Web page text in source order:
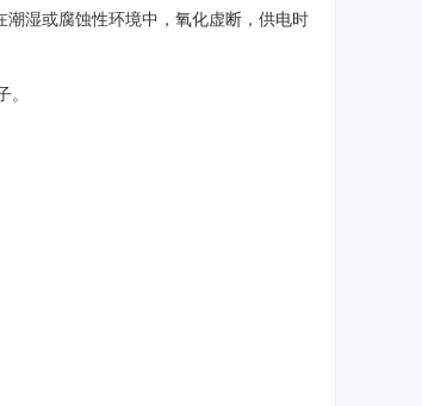
湿或腐蚀性环境中，氧化虚断，供电时